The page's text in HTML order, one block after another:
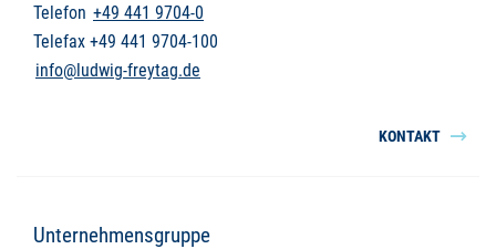
Telefon +49 441 9704-0
Telefax +49 441 9704-100
info@ludwig-freytag.de
KONTAKT
Unternehmensgruppe